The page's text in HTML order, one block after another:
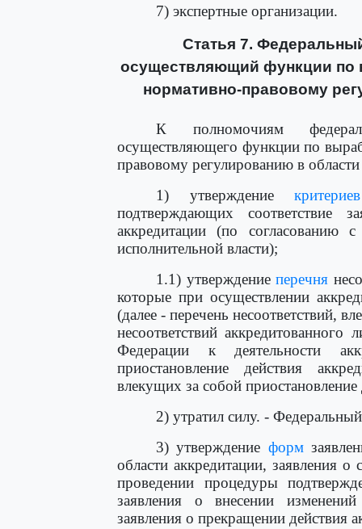
7) экспертные организации.
Статья 7.
осуществляющий функции по
нормативно-правовому
К полномочиям
осуществляющего функции по
правовому регулированию в
1) утверждениекритериев
подтверждающих соответствие
аккредитации (по согласованию
исполнительной власти);
1.1) утверждение перечня
которые при осуществлении
(далее - перечень несоответствий,
несоответствий аккредитованного
Федерации к деятельности
приостановление действия
влекущих за собой приостановление
2) утратил силу. -
3) утверждение форм
области аккредитации, заявления
проведении процедуры
заявления о внесении
заявления о прекращении действия